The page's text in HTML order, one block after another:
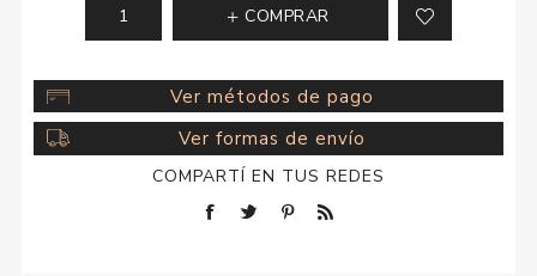
COMPRAR
Ver métodos de pago
Ver formas de envío
COMPARTÍ EN TUS REDES